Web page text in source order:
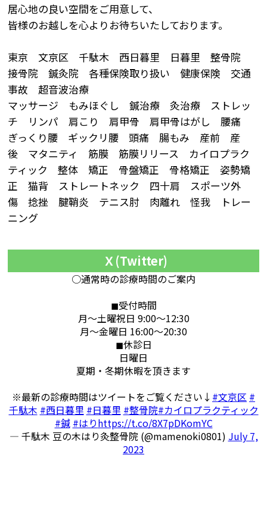
居心地の良い空間をご用意して、
皆様のお越しを心よりお待ちいたしております。
東京 文京区 千駄木 西日暮里 日暮里 整骨院
接骨院 鍼灸院 各種保険取り扱い 健康保険 交通
事故 超音波治療
マッサージ もみほぐし 鍼治療 灸治療 ストレッ
チ リンパ 肩こり 肩甲骨 肩甲骨はがし 腰痛
ぎっくり腰 ギックリ腰 頭痛 腸もみ 産前 産
後 マタニティ 筋膜 筋膜リリース カイロプラク
ティック 整体 矯正 骨盤矯正 骨格矯正 姿勢矯
正 猫背 ストレートネック 四十肩 スポーツ外
傷 捻挫 腱鞘炎 テニス肘 肉離れ 怪我 トレー
ニング
Ｘ(Twitter)
○通常時の診療時間のご案内
◼︎受付時間
月〜土曜祝日 9:00〜12:30
月〜金曜日 16:00〜20:30
◼︎休診日
日曜日
夏期・冬期休暇を頂きます
※最新の診療時間はツイートをご覧ください↓ #文京区 #
千駄木 #西日暮里 #日暮里 #整骨院#カイロプラクティック
#鍼 #はりhttps://t.co/8X7pDKomYC
— 千駄木 豆の木はり灸整骨院 (@mamenoki0801) July 7,
2023